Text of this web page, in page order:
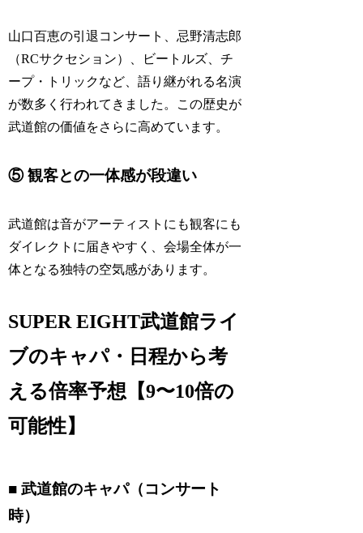
山口百恵の引退コンサート、忌野清志郎
（RCサクセション）、ビートルズ、チ
ープ・トリックなど、語り継がれる名演
が数多く行われてきました。この歴史が
武道館の価値をさらに高めています。
⑤ 観客との一体感が段違い
武道館は音がアーティストにも観客にも
ダイレクトに届きやすく、会場全体が一
体となる独特の空気感があります。
SUPER EIGHT武道館ライ
ブのキャパ・日程から考
える倍率予想【9〜10倍の
可能性】
■ 武道館のキャパ（コンサート
時）